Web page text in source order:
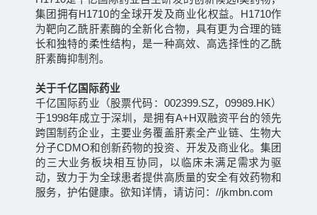
集团拥有H1710的全球开发及商业化权益。H1710作
为靶向乙酰肝素酶的全新化合物，具有更为合理的链
长和独特的柔性结构，是一种高效、高选择性的乙酰
肝素酶抑制剂。
关于千亿国际药业
千亿国际药业（股票代码：002399.SZ，09989.HK）
于1998年成立于深圳，是拥有A+H双融资平台的领先
跨国制药企业，主要业务覆盖肝素全产业链、生物大
分子CDMO和创新药物的投资、开发及商业化。集团
的三大业务板块相互协同，以临床未满足需求为驱
动，致力于为全球患者提供高质量的安全有效药物和
服务，护佑健康。欲知详情，请访问：//jkmbn.com